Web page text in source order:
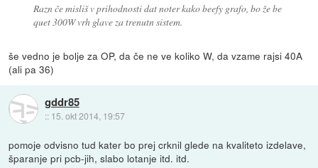
Razn če misliš v prihodnosti dat noter kako beefy grafo, bo že be
quet 300W vrh glave za trenutn sistem.
še vedno je bolje za OP, da če ne ve koliko W, da vzame rajsi 40A
(ali pa 36)
gddr85
:: 15. okt 2014, 19:57
pomoje odvisno tud kater bo prej crknil glede na kvaliteto izdelave,
šparanje pri pcb-jih, slabo lotanje itd. itd.